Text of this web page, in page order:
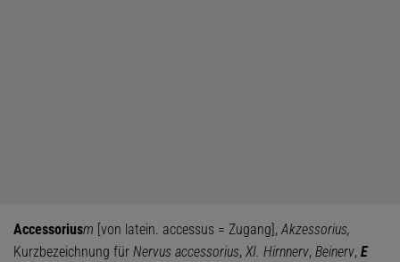
Accessoriusm [von latein. accessus = Zugang],Akzessorius,
Kurzbezeichnung für Nervus accessorius, XI. Hirnnerv, Beinerv, E